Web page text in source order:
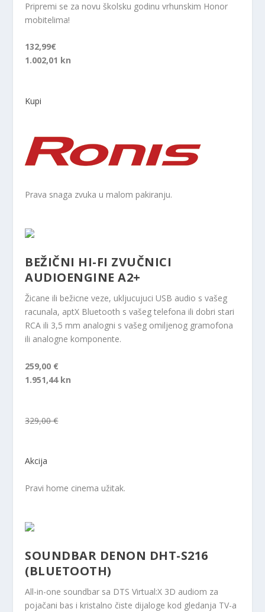
Pripremi se za novu školsku godinu vrhunskim Honor
mobitelima!
132,99€
1.002,01 kn
Kupi
Prava snaga zvuka u malom pakiranju.
BEŽIČNI HI-FI ZVUČNICI
AUDIOENGINE A2+
Žicane ili bežicne veze, ukljucujuci USB audio s vašeg
racunala, aptX Bluetooth s vašeg telefona ili dobri stari
RCA ili 3,5 mm analogni s vašeg omiljenog gramofona
ili analogne komponente.
259,00 €
1.951,44 kn
329,00 €
Akcija
Pravi home cinema užitak.
SOUNDBAR DENON DHT-S216
(BLUETOOTH)
All-in-one soundbar sa DTS Virtual:X 3D audiom za
pojačani bas i kristalno čiste dijaloge kod gledanja TV-a